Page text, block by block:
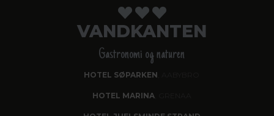
VANDKANTEN
Gastronomi og naturen
HOTEL SØPARKEN
HOTEL MARINA, GRENAA